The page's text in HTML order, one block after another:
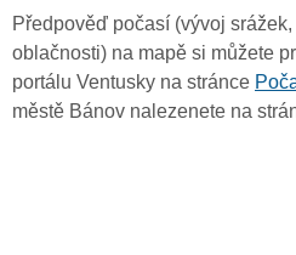
Předpověď počasí (vývoj
oblačnosti) na mapě si můžete
portálu Ventusky na stránce
městě Bánov nalezenete na